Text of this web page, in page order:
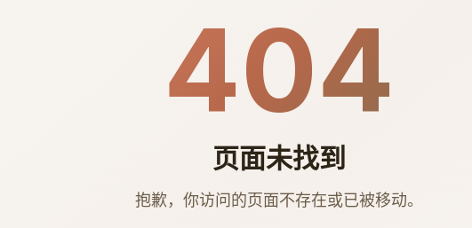
404
页面未找到
抱歉，你访问的页面不存在或已被移动。